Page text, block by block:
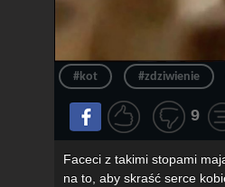
#kot #zdziwienie
9
Faceci z takimi stopami
na to, aby skraść serce